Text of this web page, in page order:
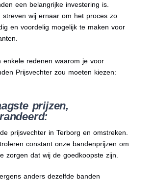
een belangrijke investering is.
streven wij ernaar om het proces zo
en voordelig mogelijk te maken voor
enkele redenen waarom je voor
Prijsvechter zou moeten kiezen:
prijzen,
prijsvechter in Terborg en omstreken.
constant onze bandenprijzen om
zorgen dat wij de goedkoopste zijn.
anders dezelfde banden